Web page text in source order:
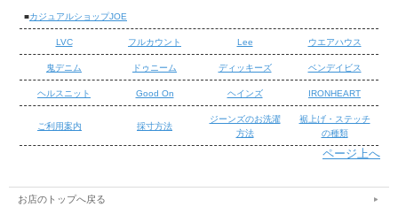
■カジュアルショップJOE
LVC フルカウント Lee ウエアハウス
鬼デニム ドゥニーム ディッキーズ ベンデイビス
ヘルスニット Good On ヘインズ IRONHEART
ご利用案内 採寸方法
ジーンズのお洗濯
方法
裾上げ・ステッチ
の種類
ページ上へ
/お店のトップへ戻る